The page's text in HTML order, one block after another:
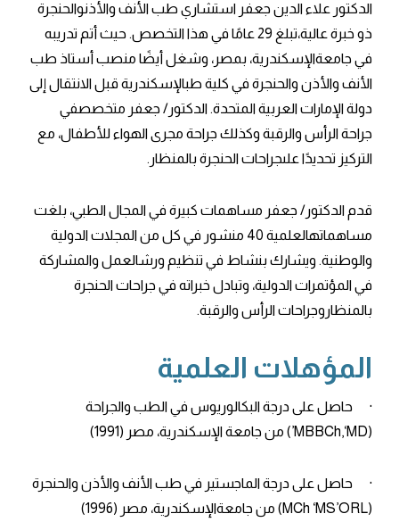
الدكتور علاء الدين جعفر استشاري طب الأنف والأذنوالحنجرة
ذو خبرة عالية،تبلغ 29 عامًا في هذا التخصص. حيث أتم تدريبه
في جامعةالإسكندرية، بمصر، وشغل أيضًا منصب أستاذ طب
الأنف والأذن والحنجرة في كلية طبالإسكندرية قبل الانتقال إلى
دولة الإمارات العربية المتحدة. الدكتور/ جعفر متخصصفي
جراحة الرأس والرقبة وكذلك جراحة مجرى الهواء للأطفال، مع
التركيز تحديدًا علىجراحات الحنجرة بالمنظار.
قدم الدكتور/ جعفر مساهمات كبيرة في المجال الطبي، بلغت
مساهماتهالعلمية 40 منشور في كل من المجلات الدولية
والوطنية. ويشارك بنشاط في تنظيم ورشالعمل والمشاركة
في المؤتمرات الدولية، وتبادل خبراته في جراحات الحنجرة
بالمنظاروجراحات الرأس والرقبة.
المؤهلات العلمية
· حاصل على درجة البكالوريوس في الطب والجراحة
(MBBCh,‘MD’) من جامعة الإسكندرية، مصر (1991)
· حاصل على درجة الماجستير في طب الأنف والأذن والحنجرة
(MCh ‘MS’ORL) من جامعةالإسكندرية، مصر (1996)